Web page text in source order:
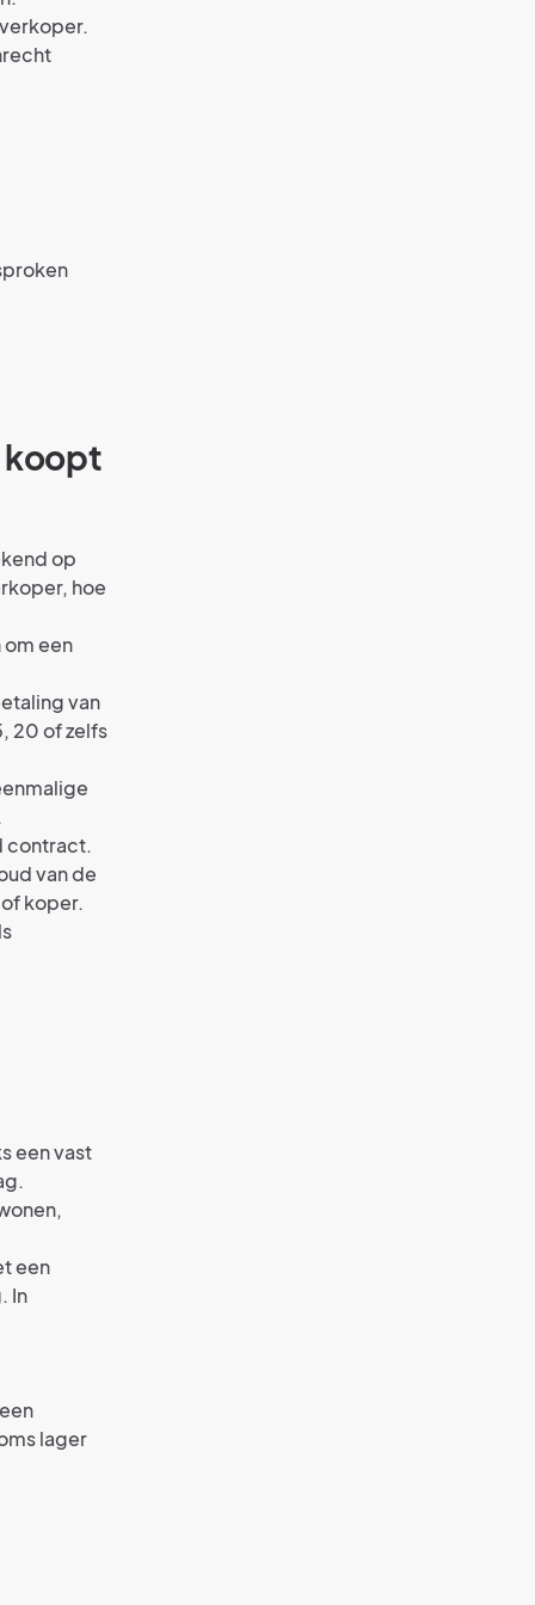
koopt
op
hoe
een
van
20 of zelfs
contract.
van de
koper.
een vast
een
In
lager